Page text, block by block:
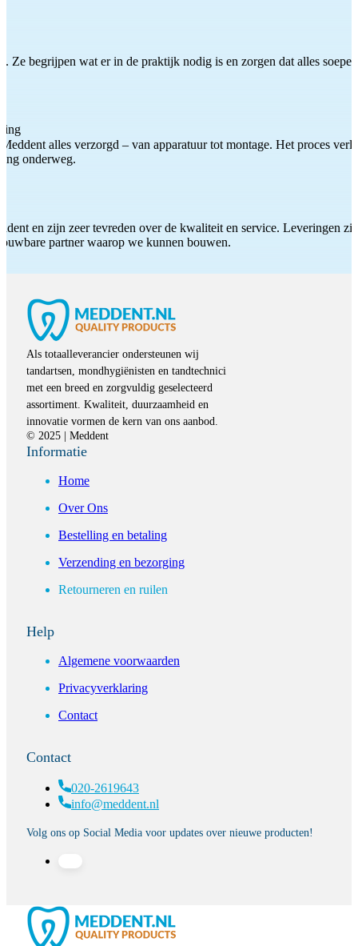
Ze begrijpen wat er in de praktijk nodig is en zorgen dat alles
alles verzorgd – van apparatuur tot montage. Het proces
onderweg.
en zijn zeer tevreden over de kwaliteit en service. Leveringen
partner waarop we kunnen bouwen.
Als totaalleverancier ondersteunen wij
tandartsen, mondhygiënisten en tandtechnici
met een breed en zorgvuldig geselecteerd
assortiment. Kwaliteit, duurzaamheid en
innovatie vormen de kern van ons aanbod.
© 2025 | Meddent
Informatie
Home
Over Ons
Bestelling en betaling
Verzending en bezorging
Retourneren en ruilen
Help
Algemene voorwaarden
Privacyverklaring
Contact
Contact
020-2619643
info@meddent.nl
Volg ons op Social Media voor updates over nieuwe producten!